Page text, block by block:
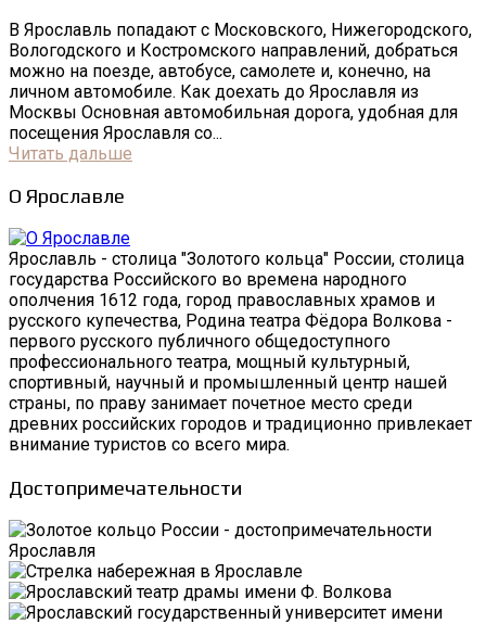
В Ярославль попадают с Московского, Нижегородского,
Вологодского и Костромского направлений, добраться
можно на поезде, автобусе, самолете и, конечно, на
личном автомобиле. Как доехать до Ярославля из
Москвы Основная автомобильная дорога, удобная для
посещения Ярославля со...
Читать дальше
О Ярославле
Ярославль - столица "Золотого кольца" России, столица
государства Российского во времена народного
ополчения 1612 года, город православных храмов и
русского купечества, Родина театра Фёдора Волкова -
первого русского публичного общедоступного
профессионального театра, мощный культурный,
спортивный, научный и промышленный центр нашей
страны, по праву занимает почетное место среди
древних российских городов и традиционно привлекает
внимание туристов со всего мира.
Достопримечательности